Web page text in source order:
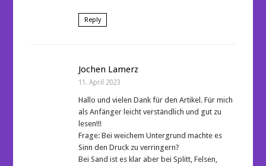
Reply
Jochen Lamerz
11. April 2023
Hallo und vielen Dank für den Artikel. Für mich
als Anfänger leicht verständlich und gut zu
lesen!!!
Frage: Bei weichem Untergrund machte es
Sinn den Druck zu verringern?
Bei Sand ist es klar aber bei Splitt, Felsen,